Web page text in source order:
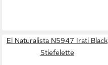
El Naturalista N5947 Irati Black
Stiefelette